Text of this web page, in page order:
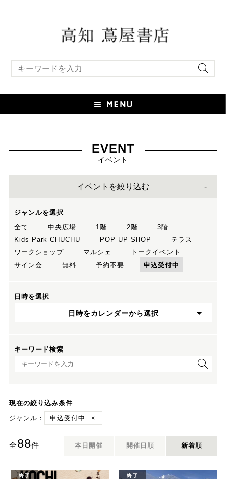
EVENT
イベント
イベントを絞り込む
ジャンルを選択
全て
中央広場 1階 2階
3階
Kids Park CHUCHU
POP UP SHOP
テラス
ワークショップ
マルシェ
トークイベント
サイン会
無料 予約不要 申込受付中
日時を選択
日時をカレンダーから選択
キーワード検索
キーワード検索
現在の絞り込み条件
ジャンル：
申込受付中 ×
全88件 本日開催 開催日順 新着順
終了 終了